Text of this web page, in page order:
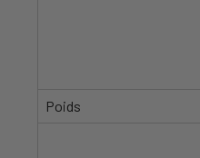
Poids